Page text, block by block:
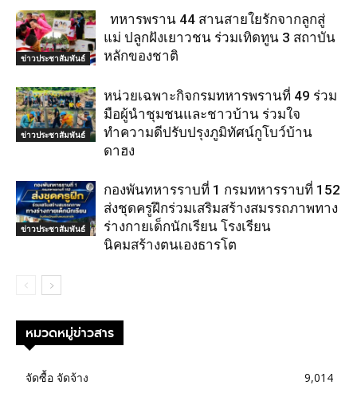
ข่าวประชาสัมพันธ์
ทหารพราน 44 สานสายใยรักจากลูกสู่
แม่ ปลูกฝังเยาวชน ร่วมเทิดทูน 3 สถาบัน
หลักของชาติ
ข่าวประชาสัมพันธ์
หน่วยเฉพาะกิจกรมทหารพรานที่ 49 ร่วม
มือผู้นำชุมชนและชาวบ้าน ร่วมใจ
ทำความดีปรับปรุงภูมิทัศน์กูโบว์บ้าน
ดาฮง
ข่าวประชาสัมพันธ์
กองพันทหารราบที่ 1 กรมทหารราบที่ 152
ส่งชุดครูฝึกร่วมเสริมสร้างสมรรถภาพทาง
ร่างกายเด็กนักเรียน โรงเรียน
นิคมสร้างตนเองธารโต
หมวดหมู่ข่าวสาร
จัดซื้อ จัดจ้าง
9,014